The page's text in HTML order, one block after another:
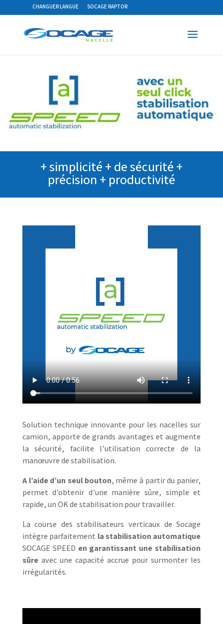
CHANGUER LANGUE SOCAGE RAPTOR
+ simplicité + de sécurité +
précision + productivité
Solution technique innovante pour les nacelles sur
camion, apporte de grands avantages et augmente
la sécurité, facilite l’utilisation correcte de la
manœuvre de stabilisation.
A l’aide d’un seul bouton, même à partir du panier,
permet d’obtenir d’une manière sûre, simple et
rapide, un OK de stabilisation pour travailler.
La course des stabilisateurs verticaux de Socage
intègre parfaitement la stabilisation automatique
SOCAGE SPEED en garantissant une stabilisation
sûreavec une capacité accrue pour surmonter les
irrégularités.